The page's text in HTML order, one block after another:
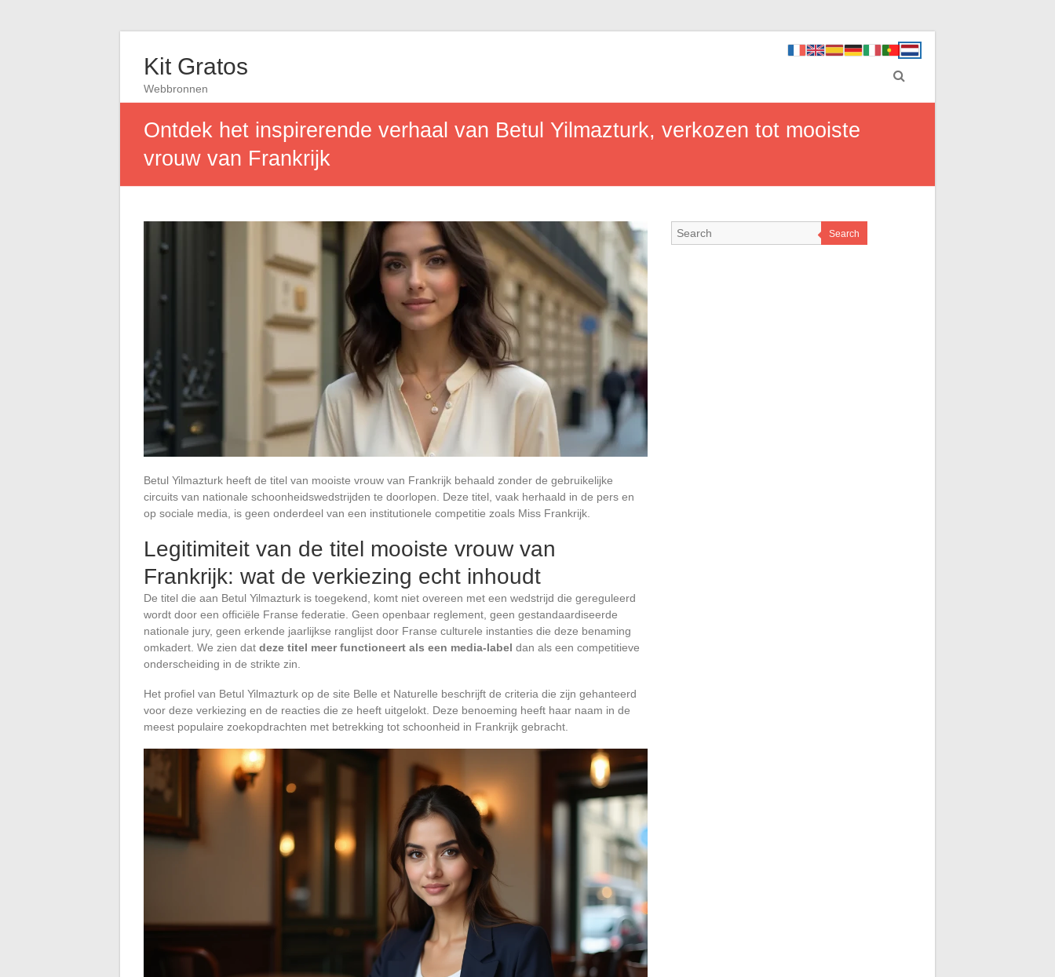
Kit Gratos
Webbronnen
Ontdek het inspirerende verhaal van Betul Yilmazturk, verkozen tot mooiste
vrouw van Frankrijk
Betul Yilmazturk heeft de titel van mooiste vrouw van Frankrijk behaald zonder de gebruikelijke
circuits van nationale schoonheidswedstrijden te doorlopen. Deze titel, vaak herhaald in de pers en
op sociale media, is geen onderdeel van een institutionele competitie zoals Miss Frankrijk.
Legitimiteit van de titel mooiste vrouw van
Frankrijk: wat de verkiezing echt inhoudt
De titel die aan Betul Yilmazturk is toegekend, komt niet overeen met een wedstrijd die gereguleerd
wordt door een officiële Franse federatie. Geen openbaar reglement, geen gestandaardiseerde
nationale jury, geen erkende jaarlijkse ranglijst door Franse culturele instanties die deze benaming
omkadert. We zien dat deze titel meer functioneert als een media-label dan als een competitieve
onderscheiding in de strikte zin.
Het profiel van Betul Yilmazturk op de site Belle et Naturelle beschrijft de criteria die zijn gehanteerd
voor deze verkiezing en de reacties die ze heeft uitgelokt. Deze benoeming heeft haar naam in de
meest populaire zoekopdrachten met betrekking tot schoonheid in Frankrijk gebracht.
Search